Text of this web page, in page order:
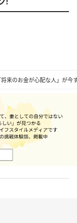
来のお金が心配な人」が今